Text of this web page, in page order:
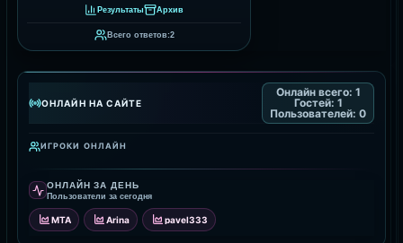
Результаты Архив
Всего ответов:2
ОНЛАЙН НА САЙТЕ
Онлайн всего: 1
Гостей: 1
Пользователей: 0
ИГРОКИ ОНЛАЙН
ОНЛАЙН ЗА ДЕНЬ
Пользователи за сегодня
MTA Arina pavel333